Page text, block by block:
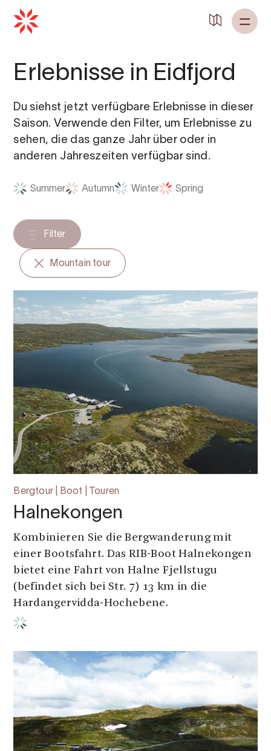
Erlebnisse in Eidfjord
Du siehst jetzt verfügbare Erlebnisse in dieser
Saison. Verwende den Filter, um Erlebnisse zu
sehen, die das ganze Jahr über oder in
anderen Jahreszeiten verfügbar sind.
Summer Autumn Winter Spring
Filter
Mountain tour
Bergtour | Boot | Touren
Halnekongen
Kombinieren Sie die Bergwanderung mit
einer Bootsfahrt. Das RIB-Boot Halnekongen
bietet eine Fahrt von Halne Fjellstugu
(befindet sich bei Str. 7) 13 km in die
Hardangervidda-Hochebene.